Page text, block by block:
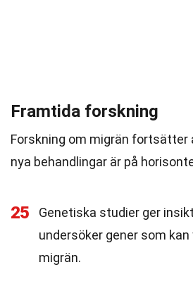
Framtida forskning
Forskning om migrän fortsätter
nya behandlingar är på
25
Genetiska studier ger
undersöker gener som kan
migrän.